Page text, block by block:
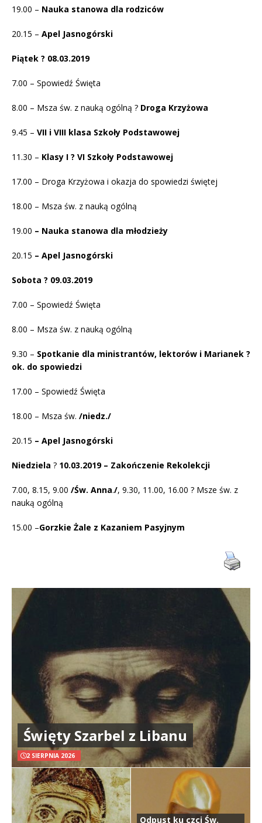
19.00 – Nauka stanowa dla rodziców
20.15 – Apel Jasnogórski
Piątek ? 08.03.2019
7.00 – Spowiedź Święta
8.00 – Msza św. z nauką ogólną ? Droga Krzyżowa
9.45 – VII i VIII klasa Szkoły Podstawowej
11.30 – Klasy I ? VI Szkoły Podstawowej
17.00 – Droga Krzyżowa i okazja do spowiedzi świętej
18.00 – Msza św. z nauką ogólną
19.00 – Nauka stanowa dla młodzieży
20.15 – Apel Jasnogórski
Sobota ? 09.03.2019
7.00 – Spowiedź Święta
8.00 – Msza św. z nauką ogólną
9.30 – Spotkanie dla ministrantów, lektorów i Marianek ?
ok. do spowiedzi
17.00 – Spowiedź Święta
18.00 – Msza św. /niedz./
20.15 – Apel Jasnogórski
Niedziela ? 10.03.2019 – Zakończenie Rekolekcji
7.00, 8.15, 9.00 /Św. Anna./, 9.30, 11.00, 16.00 ? Msze św. z
nauką ogólną
15.00 –Gorzkie Żale z Kazaniem Pasyjnym
Święty Szarbel z Libanu
2 SIERPNIA 2026
Odpust ku czci Św.